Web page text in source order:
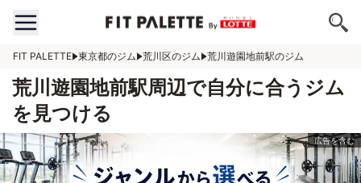
FIT PALETTE 東京都のジム 荒川区のジム 荒川遊園地前駅のジム
荒川遊園地前駅周辺で自分に合うジム
を見つける